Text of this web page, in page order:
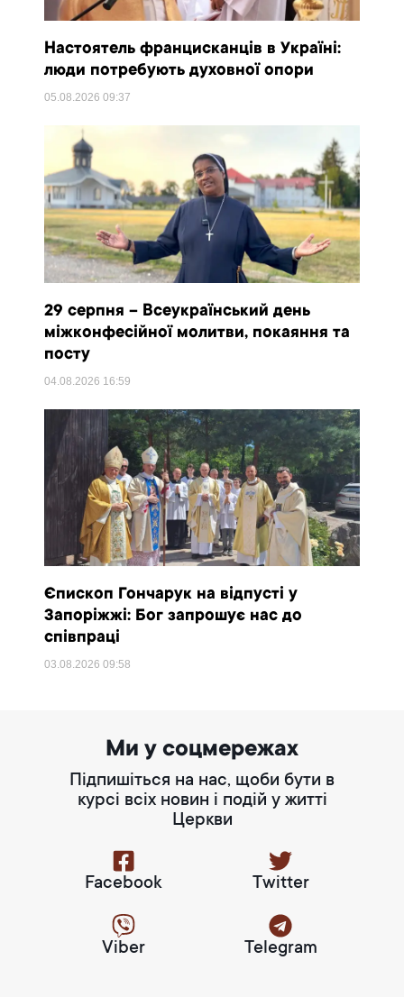
Настоятель францисканців в Україні:
люди потребують духовної опори
05.08.202609:37
29 серпня – Всеукраїнський день
міжконфесійної молитви, покаяння та
посту
04.08.2026 16:59
Єпископ Гончарук на відпусті у
Запоріжжі: Бог запрошує нас до
співпраці
03.08.202609:58
Ми у соцмережах
Підпишіться на нас, щоби бути в
курсі всіх новин і подій у житті
Церкви
Facebook Twitter
Viber Telegram